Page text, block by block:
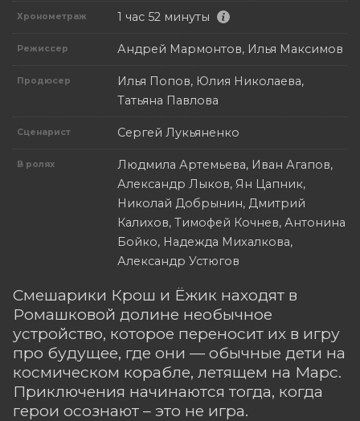
Хронометраж 1 час 52 минуты
Режиссер Андрей Мармонтов, Илья Максимов
Продюсер
Илья Попов, Юлия Николаева,
Татьяна Павлова
Сценарист Сергей Лукьяненко
В ролях
Людмила Артемьева, Иван Агапов,
Александр Лыков, Ян Цапник,
Николай Добрынин, Дмитрий
Калихов, Тимофей Кочнев, Антонина
Бойко, Надежда Михалкова,
Александр Устюгов
Смешарики Крош и Ёжик находят в
Ромашковой долине необычное
устройство, которое переносит их в игру
про будущее, где они — обычные дети на
космическом корабле, летящем на Марс.
Приключения начинаются тогда, когда
герои осознают – это не игра.